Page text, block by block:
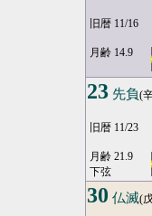
旧暦 11/16
月齢 14.9
23 先負(
旧暦 11/23
月齢 21.9
下弦
30 仏滅(